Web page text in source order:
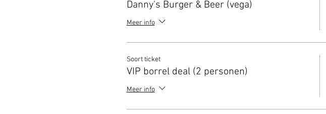
Danny's Burger & Beer (vega)
Meer info
Soort ticket
VIP borrel deal (2 personen)
Meer info